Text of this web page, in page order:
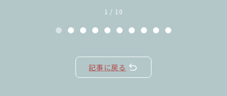
1 / 10
記事に戻る